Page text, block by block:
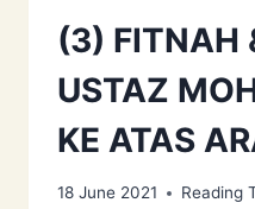
(3) FITNAH
USTAZ
KE ATAS
18 June 2021 Reading